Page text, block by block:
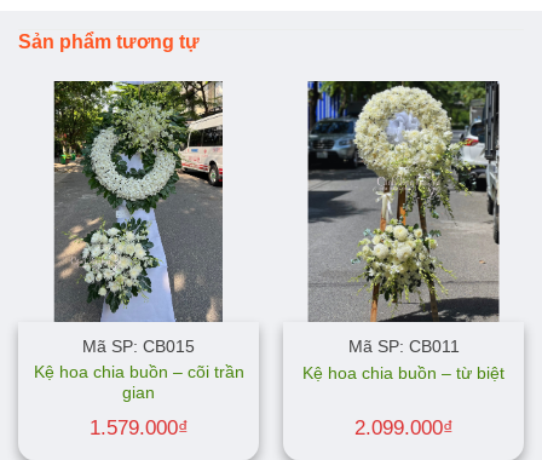
Sản phẩm tương tự
Mã SP: CB015
Kệ hoa chia buồn – cõi trần
gian
1.579.000₫
Mã SP: CB011
Kệ hoa chia buồn – từ biệt
2.099.000₫